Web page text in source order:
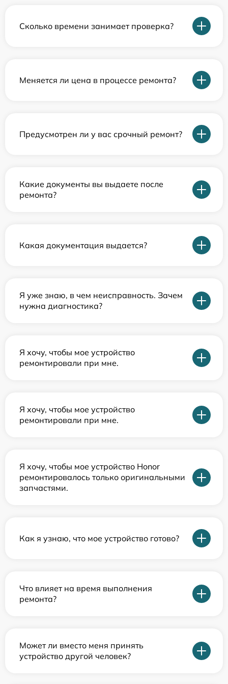
Сколько времени занимает проверка?
Меняется ли цена в процессе ремонта?
Предусмотрен ли у вас срочный ремонт?
Какие документы вы выдаете после
ремонта?
Какая документация выдается?
Я уже знаю, в чем неисправность. Зачем
нужна диагностика?
Я хочу, чтобы мое устройство
ремонтировали при мне.
Я хочу, чтобы мое устройство
ремонтировали при мне.
Я хочу, чтобы мое устройство Honor
ремонтировалось только оригинальными
запчастями.
Как я узнаю, что мое устройство готово?
Что влияет на время выполнения
ремонта?
Может ли вместо меня принять
устройство другой человек?